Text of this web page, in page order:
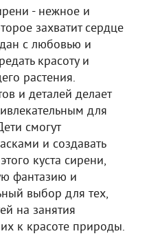
- нежное и
захватит сердце
с любовью и
красоту и
растения.
и деталей делает
для
смогут
и создавать
куста сирени,
фантазию и
выбор для тех,
на занятия
к красоте природы.